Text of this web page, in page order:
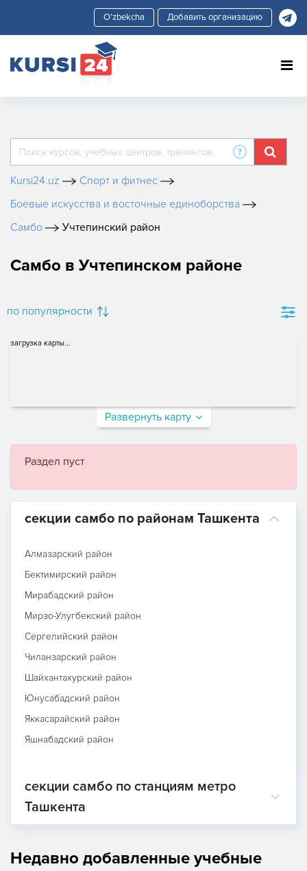
Добавить организацию
Kursi24.uz
Спорт и фитнес
Боевые искусства и восточные единоборства
Самбо
Учтепинский район
Самбо в Учтепинском районе
по популярности
загрузка карты...
Развернуть карту
Раздел пуст
секции самбо по районам Ташкента
Алмазарский район
Бектимирский район
Мирабадский район
Мирзо-Улугбекский район
Сергелийский район
Чиланзарский район
Шайхантахурский район
Юнусабадский район
Яккасарайский район
Яшнабадский район
секции самбо по станциям метро
Ташкента
Недавно добавленные учебные